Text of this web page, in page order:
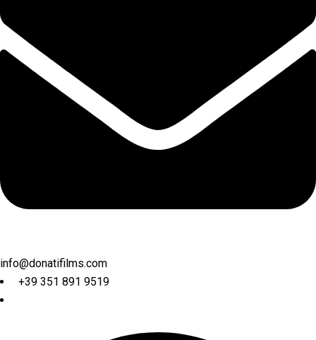
info@donatifilms.com
+39 351 891 9519